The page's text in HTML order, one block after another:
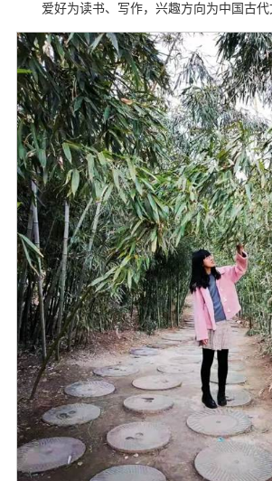
爱好为读书、写作，兴趣方向为中国古代